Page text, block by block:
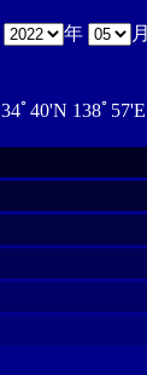
年 月
34ﾟ40'N 138ﾟ57'E